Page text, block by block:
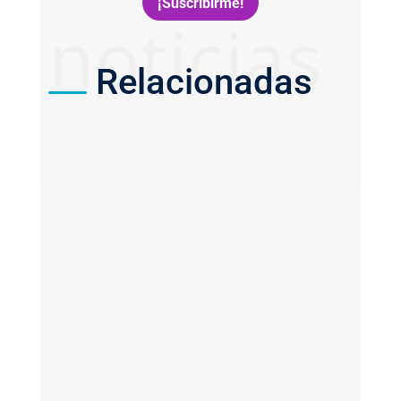
noticias
Relacionadas